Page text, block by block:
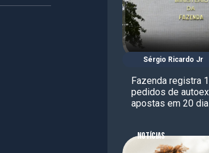
Sérgio Ricardo Jr
Fazenda registra
pedidos de
apostas em 20
NOTÍCIAS